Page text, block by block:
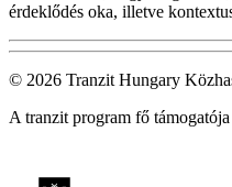
érdeklődés oka, illetve
© 2026 Tranzit Hungary
A tranzit program fő